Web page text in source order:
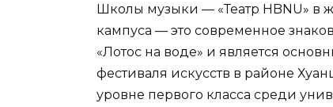
Школы музыки — «Театр HBNU» в
кампуса — это современное
«Лотос на воде» и является
фестиваля искусств в районе
уровне первого класса среди